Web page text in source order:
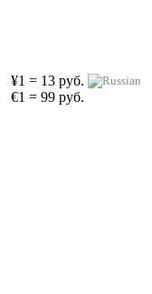
¥1 = 13 руб.
€1 = 99 руб.